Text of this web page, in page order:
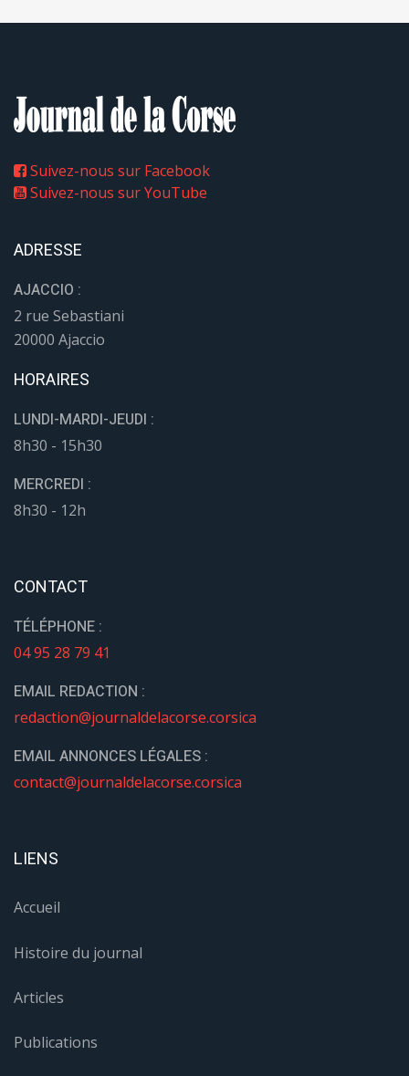
Suivez-nous sur Facebook
Suivez-nous sur YouTube
ADRESSE
AJACCIO :
2 rue Sebastiani
20000 Ajaccio
HORAIRES
LUNDI-MARDI-JEUDI :
8h30 - 15h30
MERCREDI :
8h30 - 12h
CONTACT
TÉLÉPHONE :
04 95 28 79 41
EMAIL REDACTION :
redaction@journaldelacorse.corsica
EMAIL ANNONCES LÉGALES :
contact@journaldelacorse.corsica
LIENS
Accueil
Histoire du journal
Articles
Publications